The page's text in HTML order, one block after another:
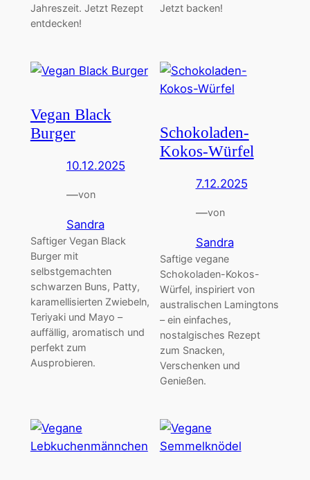
Jahreszeit. Jetzt Rezept
entdecken!
Jetzt backen!
Vegan Black
Burger
10.12.2025
—von
Sandra
Saftiger Vegan Black
Burger mit
selbstgemachten
schwarzen Buns, Patty,
karamellisierten Zwiebeln,
Teriyaki und Mayo –
auffällig, aromatisch und
perfekt zum
Ausprobieren.
Schokoladen-
Kokos-Würfel
7.12.2025
—von
Sandra
Saftige vegane
Schokoladen-Kokos-
Würfel, inspiriert von
australischen Lamingtons
– ein einfaches,
nostalgisches Rezept
zum Snacken,
Verschenken und
Genießen.